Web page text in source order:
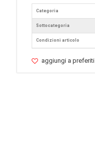
Categoria
Sottocategoria
Condizioni articolo
aggiungi a preferiti